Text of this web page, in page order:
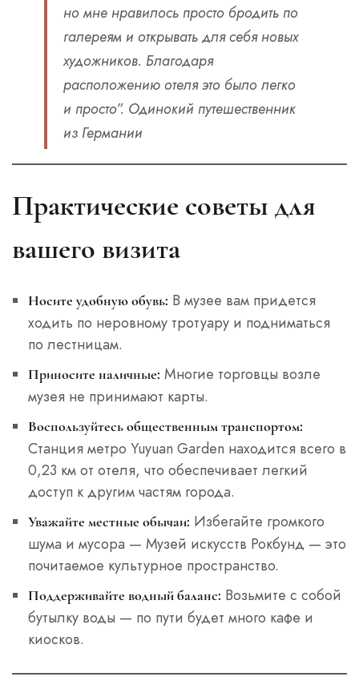
но мне нравилось просто бродить по
галереям и открывать для себя новых
художников. Благодаря
расположению отеля это было легко
и просто”. Одинокий путешественник
из Германии
Практические советы для
вашего визита
Носите удобную обувь: В музее вам придется
ходить по неровному тротуару и подниматься
по лестницам.
Приносите наличные: Многие торговцы возле
музея не принимают карты.
Воспользуйтесь общественным транспортом:
Станция метро Yuyuan Garden находится всего в
0,23 км от отеля, что обеспечивает легкий
доступ к другим частям города.
Уважайте местные обычаи: Избегайте громкого
шума и мусора — Музей искусств Рокбунд — это
почитаемое культурное пространство.
Поддерживайте водный баланс: Возьмите с собой
бутылку воды — по пути будет много кафе и
киосков.